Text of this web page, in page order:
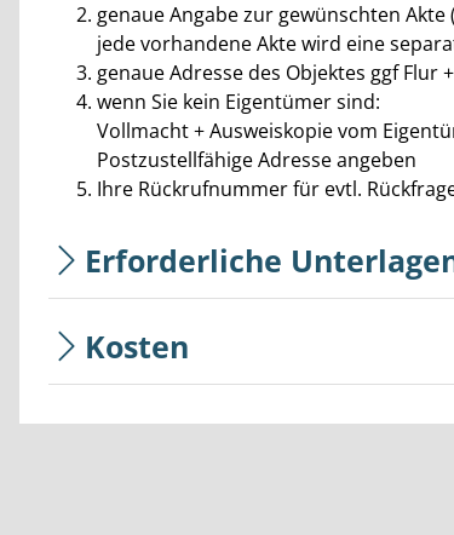
genaue Angabe zur gewünschten
jede vorhandene Akte wird eine
genaue Adresse des Objektes ggf Flur
wenn Sie kein Eigentümer sind:
Vollmacht + Ausweiskopie vom
Postzustellfähige Adresse angeben
Ihre Rückrufnummer für evtl.
Erforderliche
Kosten